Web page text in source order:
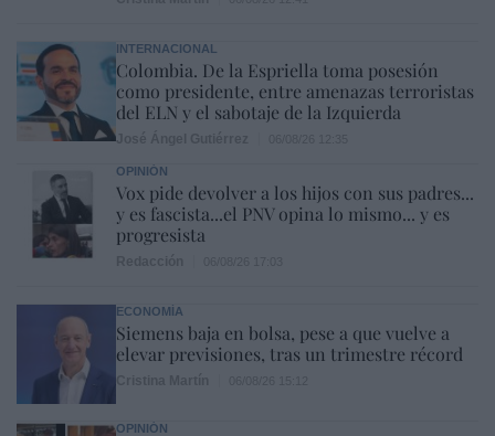
INTERNACIONAL
Colombia. De la Espriella toma posesión
como presidente, entre amenazas terroristas
del ELN y el sabotaje de la Izquierda
OPINIÓN
Vox pide devolver a los hijos con sus padres...
y es fascista...el PNV opina lo mismo... y es
progresista
ECONOMÍA
Siemens baja en bolsa, pese a que vuelve a
elevar previsiones, tras un trimestre récord
OPINIÓN